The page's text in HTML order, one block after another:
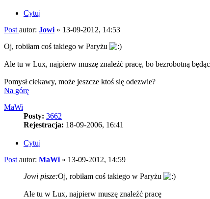
Cytuj
Post autor: Jowi » 13-09-2012, 14:53
Oj, robiłam coś takiego w Paryżu
Ale tu w Lux, najpierw muszę znaleźć pracę, bo bezrobotną
Pomysł ciekawy, może jeszcze ktoś się odezwie?
Na górę
MaWi
Posty: 3662
Rejestracja: 18-09-2006, 16:41
Cytuj
Post autor: MaWi » 13-09-2012, 14:59
Jowi pisze:Oj, robiłam coś takiego w Paryżu
Ale tu w Lux, najpierw muszę znaleźć pracę